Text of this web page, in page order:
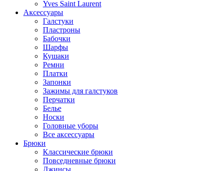
Yves Saint Laurent
Аксессуары
Галстуки
Пластроны
Бабочки
Шарфы
Кушаки
Ремни
Платки
Запонки
Зажимы для галстуков
Перчатки
Белье
Носки
Головные уборы
Все аксессуары
Брюки
Классические брюки
Повседневные брюки
Джинсы